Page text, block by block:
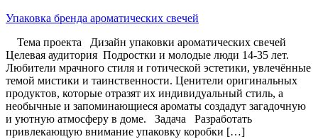
Упаковка бренда ароматических свечей
Тема проекта Дизайн упаковки ароматических свечей
Целевая аудитория Подростки и молодые люди 14-35 лет.
Любители мрачного стиля и готической эстетики, увлечённые
темой мистики и таинственности. Ценители оригинальных
продуктов, которые отразят их индивидуальный стиль, а
необычные и запоминающиеся ароматы создадут загадочную
и уютную атмосферу в доме. Задача Разработать
привлекающую внимание упаковку коробки […]